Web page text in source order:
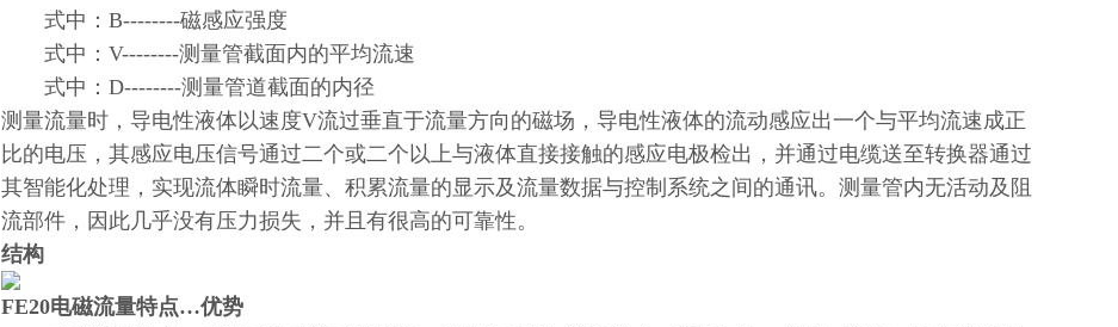
式中：B--------磁感应强度
式中：V--------测量管截面内的平均流速
式中：D--------测量管道截面的内径
测量流量时，导电性液体以速度V流过垂直于流量方向的磁场，导电性液体的流动感应出一个与平均流速成正
比的电压，其感应电压信号通过二个或二个以上与液体直接接触的感应电极检出，并通过电缆送至转换器通过
其智能化处理，实现流体瞬时流量、积累流量的显示及流量数据与控制系统之间的通讯。测量管内无活动及阻
流部件，因此几乎没有压力损失，并且有很高的可靠性。
结构
FE20电磁流量特点…优势